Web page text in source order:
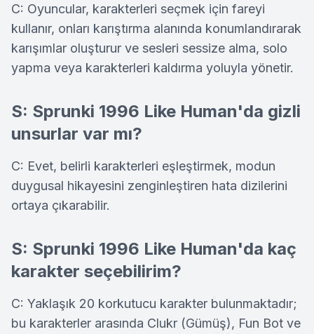
C: Oyuncular, karakterleri seçmek için fareyi
kullanır, onları karıştırma alanında konumlandırarak
karışımlar oluşturur ve sesleri sessize alma, solo
yapma veya karakterleri kaldırma yoluyla yönetir.
S: Sprunki 1996 Like Human'da gizli
unsurlar var mı?
C: Evet, belirli karakterleri eşleştirmek, modun
duygusal hikayesini zenginleştiren hata dizilerini
ortaya çıkarabilir.
S: Sprunki 1996 Like Human'da kaç
karakter seçebilirim?
C: Yaklaşık 20 korkutucu karakter bulunmaktadır;
bu karakterler arasında Clukr (Gümüş), Fun Bot ve